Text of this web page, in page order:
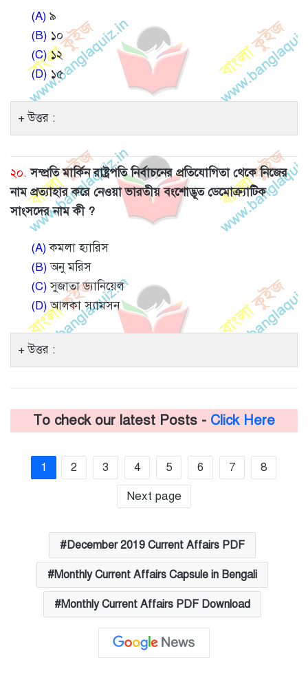
(A) ৯
(B) ১০
(C)১২
(D) ১৫
উত্তর :
২০. সম্প্রতি মার্কিন রাষ্ট্রপতি নির্বাচনের প্রতিযোগিতা থেকে নিজের
নাম প্রত্যাহার করে নেওয়া ভারতীয় বংশোদ্ভূত ডেমোক্র্যাটিক
সাংসদের নাম কী ?
(A)কমলা হ্যারিস
(B)অনু মরিস
(C)সুজাতা ড্যানিয়েল
(D)আলকা স্যামসন
উত্তর :
To check our latest Posts - Click Here
1 2 3 4 5 6 7
8
Next page
December 2019 Current Affairs PDF
Monthly Current Affairs Capsule in Bengali
Monthly Current Affairs PDF Download